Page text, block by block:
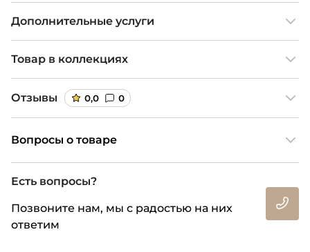
Дополнительные услуги
Товар в коллекциях
Отзывы 0,0 0
Вопросы о товаре
Есть вопросы?
Позвоните нам, мы с радостью на них
ответим